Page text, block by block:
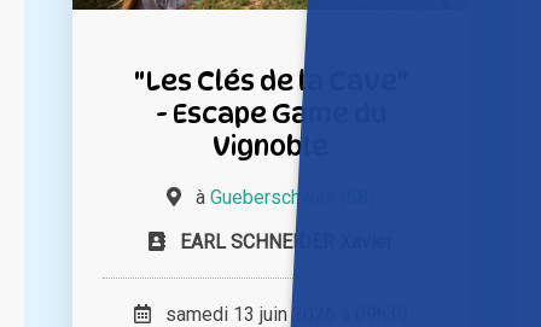
"Les Clés de la Cave"
- Escape Game du
Vignoble
à Gueberschwihr (68)
EARL SCHNEIDER Xavier
samedi 13 juin 2026 à 09h30